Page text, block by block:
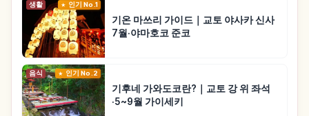
생활 인기 No.1
기온 마쓰리 가이드｜교토 야사카 신사
7월·야마호코 준코
음식 인기 No.2
기후네 가와도코란?｜교토 강 위 좌석
·5~9월 가이세키